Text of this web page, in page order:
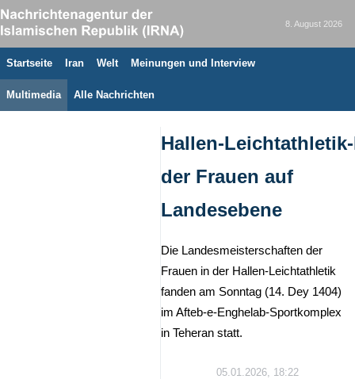
8. August 2026
Startseite Iran Welt Meinungen und Interview
Multimedia Alle Nachrichten
der Frauen auf
Landesebene
Die Landesmeisterschaften der
Frauen in der Hallen‑Leichtathletik
fanden am Sonntag (14. Dey 1404)
im Afteb‑e‑Enghelab‑Sportkomplex
in Teheran statt.
05.01.2026, 18:22